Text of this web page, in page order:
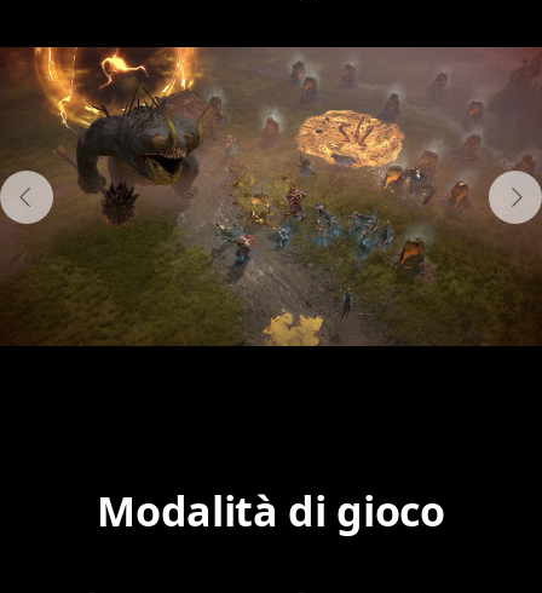
Modalità di gioco